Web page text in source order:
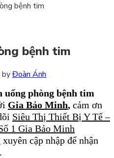
bệnh tim
bệnh tim
byĐoàn Ánh
uống phòng bệnh tim
Gia Bảo Minh, cảm ơn
Siêu Thị Thiết Bị Y Tế –
1 Gia Bảo Minh
cập nhập để nhận